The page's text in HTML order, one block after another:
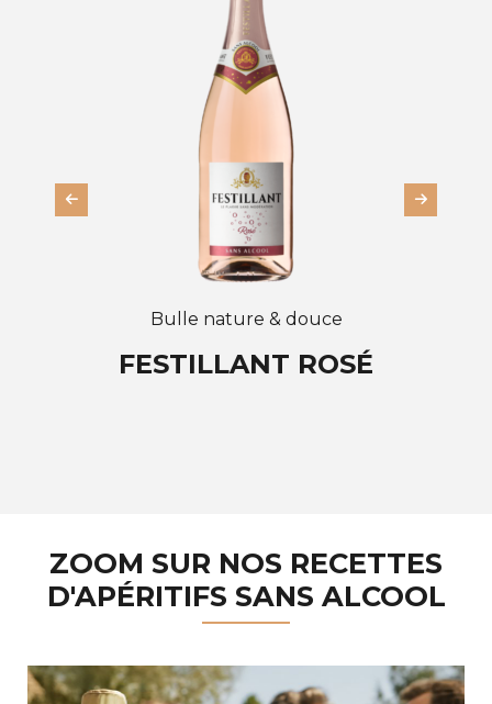
Bulle nature & douce
FESTILLANT ROSÉ
ZOOM SUR NOS RECETTES
D'APÉRITIFS SANS ALCOOL